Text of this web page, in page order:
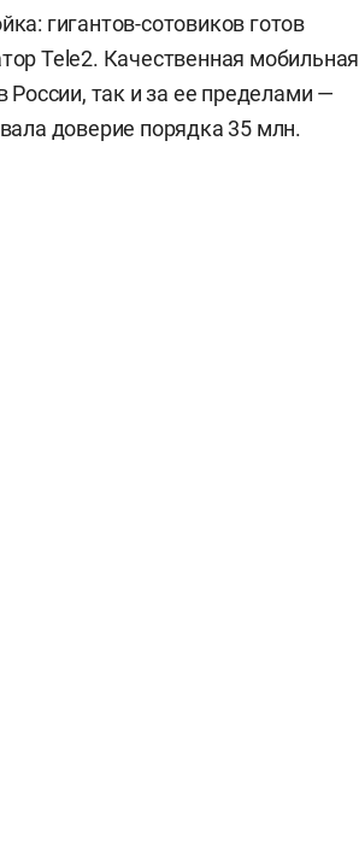
гигантов-сотовиков готов
Tele2. Качественная мобильная
так и за ее пределами —
доверие порядка 35 млн.